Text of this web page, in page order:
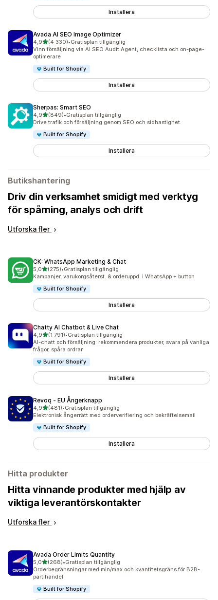
Installera
Avada AI SEO Image Optimizer
4,9av 5 stjärnor
(4 330)
4330 recensioner totalt
•Gratisplan tillgänglig
Vinn försäljning via AI SEO Audit Agent, checklista och on-page-
optimerare
Built for Shopify
Installera
Sherpas: Smart SEO
4,9av 5 stjärnor
(849)
849 recensioner totalt
•Gratisplan tillgänglig
Drive trafik och försäljning genom SEO och sidhastighet.
Built for Shopify
Installera
Butikshantering
Driv din verksamhet smidigt med verktyg
för spårning, analys och drift
Utforska fler
CK: WhatsApp Marketing & Chat
5,0av 5 stjärnor
(275)
275 recensioner totalt
•Gratisplan tillgänglig
Kampanjer, varukorgsåterst. & orderuppd. i WhatsApp + button
Built for Shopify
Installera
Chatty AI Chatbot & Live Chat
4,9av 5 stjärnor
(1 791)
1791 recensioner totalt
•Gratisplan tillgänglig
AI-chatt och försäljning: rekommendera produkter, svara på vanliga
frågor, spåra ordrar
Built for Shopify
Installera
Revoq ‑ EU Ångerknapp
4,9av 5 stjärnor
(481)
481 recensioner totalt
•Gratisplan tillgänglig
Elektronisk ångerrätt med orderverifiering och bekräftelsemail
Built for Shopify
Installera
Hitta produkter
Hitta vinnande produkter med hjälp av
viktiga leverantörskontakter
Utforska fler
Avada Order Limits Quantity
5,0av 5 stjärnor
(268)
268 recensioner totalt
•Gratisplan tillgänglig
Orderbegränsningar med min/max och kvantitetsgräns för B2B-
partihandel
Built for Shopify